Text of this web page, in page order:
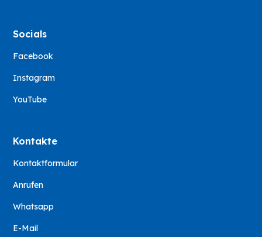
Socials
Facebook
Instagram
YouTube
Kontakte
Kontaktformular
Anrufen
Whatsapp
E-Mail